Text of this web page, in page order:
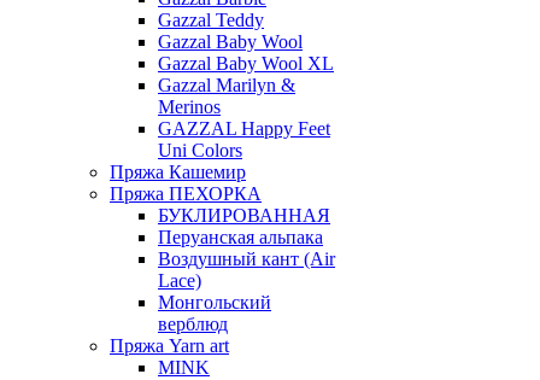
Gazzal Teddy
Gazzal Baby Wool
Gazzal Baby Wool XL
Gazzal Marilyn &
Merinos
GAZZAL Happy Feet
Uni Colors
Пряжа Кашемир
Пряжа ПЕХОРКА
БУКЛИРОВАННАЯ
Перуанская альпака
Воздушный кант (Air
Lace)
Монгольский
верблюд
Пряжа Yarn art
MINK